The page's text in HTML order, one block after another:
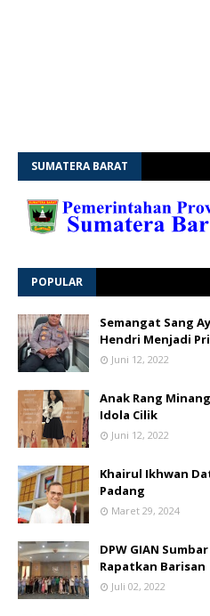
SUMATERA BARAT
POPULAR
Semangat Sang
Hendri Menjadi
Juni 12, 2022
Anak Rang
Idola Cilik
Juni 12, 2022
Khairul Ikhwan
Padang
Maret 29, 2024
DPW GIAN
Rapatkan Barisan
Juli 02, 2022